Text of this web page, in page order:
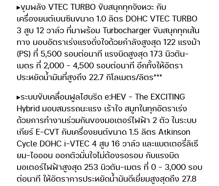
▸ขุมพลัง VTEC TURBO ขับสนุกทุกจังหวะ กับ
เครื่องยนต์เบนซินขนาด 1.0 ลิตร DOHC VTEC TURBO
3 สูบ 12 วาล์ว ที่มาพร้อม Turbocharger ขับสนุกทุกเส้น
ทาง มอบอัตราเร่งแรงดั่งใจด้วยกำลังสูงสุด 122 แรงม้า
(PS) ที่ 5,500 รอบต่อนาที แรงบิดสูงสุด 173 นิวตัน-
เมตร ที่ 2,000 – 4,500 รอบต่อนาที อีกทั้งให้อัตรา
ประหยัดน้ำมันที่สูงถึง 22.7 กิโลเมตร/ลิตร***
▸ระบบขับเคลื่อนฟูลไฮบริด e:HEV – The EXCITING
Hybrid มอบสมรรถนะแรง เร้าใจ สมูทในทุกอัตราเร่ง
ด้วยการทำงานร่วมกันของมอเตอร์ไฟฟ้า 2 ตัว ในระบบ
เกียร์ E-CVT กับเครื่องยนต์ขนาด 1.5 ลิตร Atkinson
Cycle DOHC i-VTEC 4 สูบ 16 วาล์ว และแบตเตอรี่ลิเธี
ยม-ไอออน ออกตัวมั่นใจไม่ต้องรอรอบ กับแรงบิด
มอเตอร์ไฟฟ้าสูงสุด 253 นิวตัน-เมตร ที่ 0 – 3,000 รอบ
ต่อนาที ให้อัตราการประหยัดน้ำมันดีเยี่ยมสูงสุดถึง 27.8